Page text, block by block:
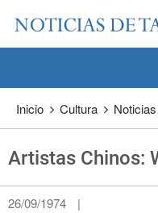
Pase a contenido principal
Inicio Cultura
Artistas Chinos:
26/09/1974 |